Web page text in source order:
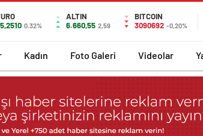
0.32%
ALTIN
6.660,55 2,59
BITCOIN
3090692 -0,20%
Kadın Foto Galeri Videolar